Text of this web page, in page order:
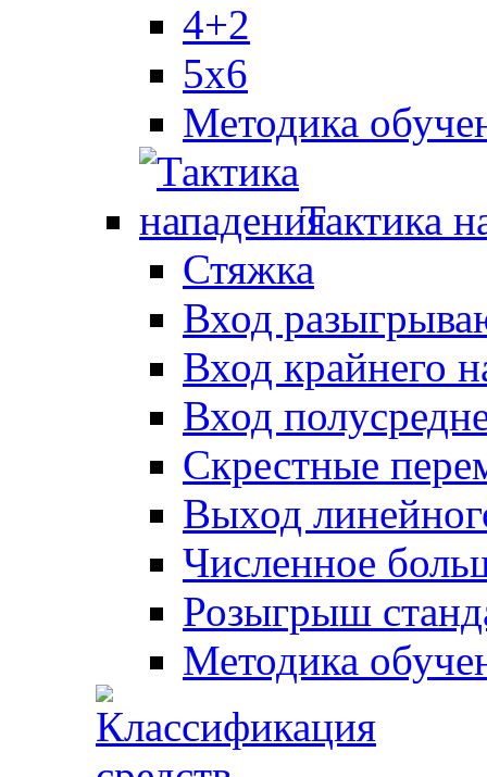
4+2
5x6
Методика
Тактика
Стяжка
Вход
Вход крайнего
Вход
Скрестные
Выход
Численное
Розыгрыш
Методика